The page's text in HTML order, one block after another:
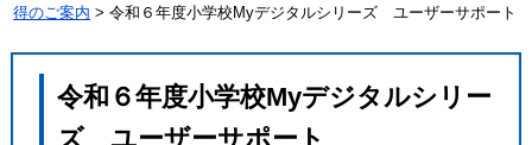
得のご案内 > 令和６年度小学校Myデジタルシリーズ ユーザーサポート
令和６年度小学校Myデジタルシリー
ズ ユーザーサポート